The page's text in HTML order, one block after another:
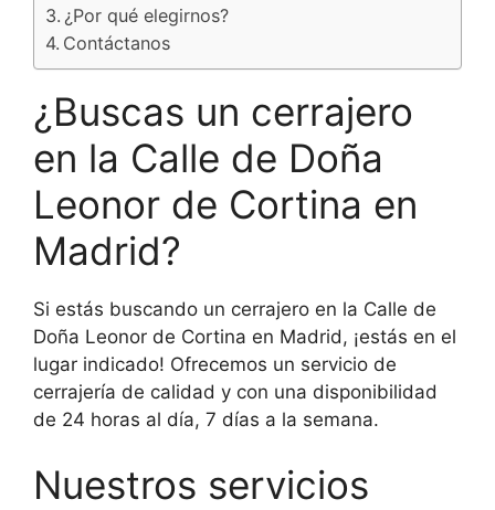
¿Por qué elegirnos?
Contáctanos
¿Buscas un cerrajero
en la Calle de Doña
Leonor de Cortina en
Madrid?
Si estás buscando un cerrajero en la Calle de
Doña Leonor de Cortina en Madrid, ¡estás en el
lugar indicado! Ofrecemos un servicio de
cerrajería de calidad y con una disponibilidad
de 24 horas al día, 7 días a la semana.
Nuestros servicios